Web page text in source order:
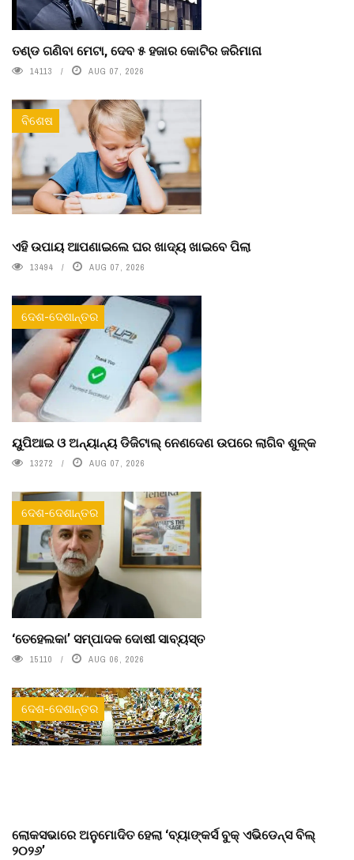
ତଣ୍ଡ ଗଣିବା ମେଟା, ଦେବ ୫ ହଜାର କୋଟିର ଜରିମାନା
14113 AUG 07, 2026
ବିଶେଷ
ଏହି ଉପାୟ ଆପଣାଇଲେ ଘର ଖାଦ୍ୟ ଖାଇବେ ପିଲା
13494 AUG 07, 2026
ଦେଶ-ଦେଶାନ୍ତର
ୟୁପିଆଇ ଓ ଅନ୍ୟାନ୍ୟ ଡିଜିଟାଲ୍ ନେଣଦେଣ ଉପରେ ଲାଗିବ ଶୁଳ୍କ
13272 AUG 07, 2026
ଦେଶ-ଦେଶାନ୍ତର
‘ତେହେଲକା’ ସମ୍ପାଦକ ଦୋଷୀ ସାବ୍ୟସ୍ତ
15110 AUG 06, 2026
ଦେଶ-ଦେଶାନ୍ତର
ଲୋକସଭାରେ ଅନୁମୋଦିତ ହେଲା ‘ବ୍ୟାଙ୍କର୍ସ ବୁକ୍ ଏଭିଡେନ୍ସ ବିଲ୍
୨୦୨୬’